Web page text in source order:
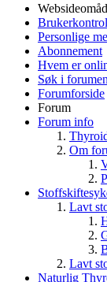
Personlige
Abonnement
Hvem er
Søk i
Forumforside
Forum
Forum info
Om
Lavt
Lavt
Naturlig